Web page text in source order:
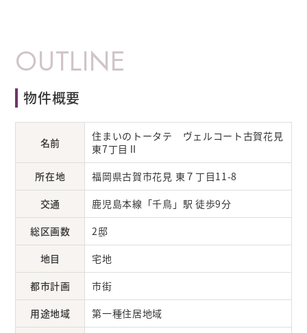
OUTLINE
物件概要
名前
住まいのトータテ ヴェルコート古賀花見
東7丁目Ⅱ
所在地
福岡県古賀市花見 東７丁目11-8
交通
鹿児島本線「千鳥」駅 徒歩9分
総区画数
2邸
地目
宅地
都市計画
市街
用途地域
第一種住居地域